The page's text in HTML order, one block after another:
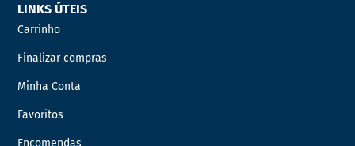
LINKS ÚTEIS
Carrinho
Finalizar compras
Minha Conta
Favoritos
Encomendas